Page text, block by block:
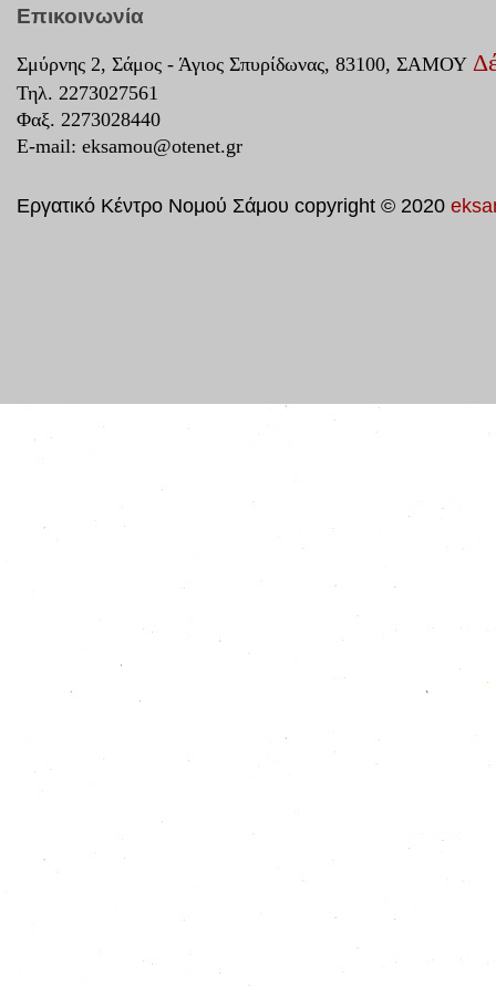
Επικοινωνία
Σμύρνης 2, Σάμος - Άγιος Σπυρίδωνας, 83100, ΣΑΜΟΥ
Τηλ. 2273027561
Φαξ. 2273028440
E-mail: eksamou@otenet.gr
Εργατικό Κέντρο Νομού Σάμου copyright © 2020